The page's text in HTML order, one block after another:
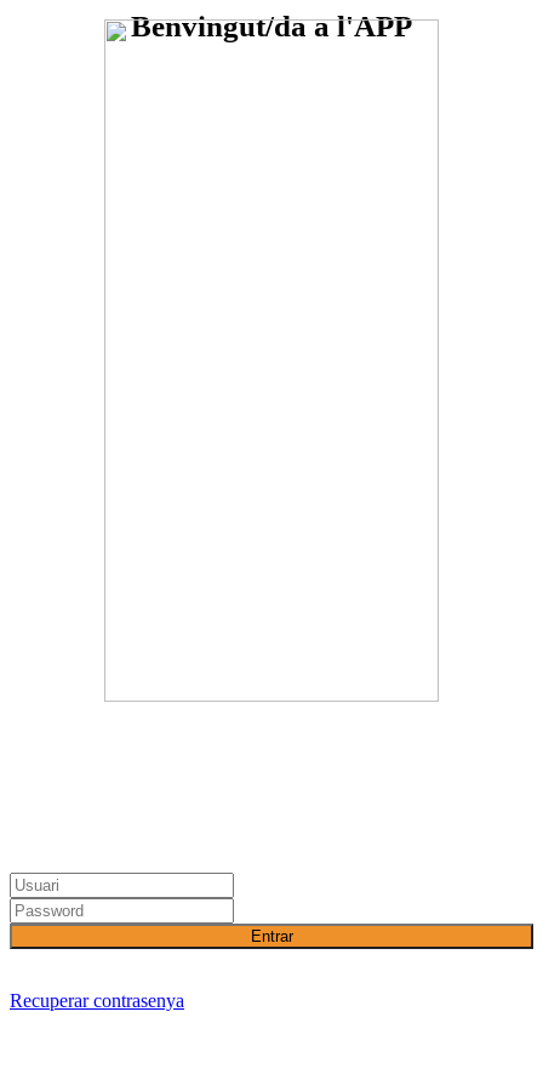
Benvingut/da a l'APP
Entrar
Recuperar contrasenya